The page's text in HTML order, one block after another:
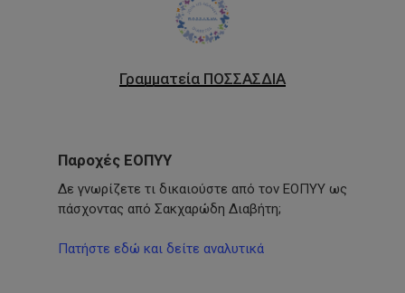
Γραμματεία ΠΟΣΣΑΣΔΙΑ
Παροχές ΕΟΠΥΥ
Δε γνωρίζετε τι δικαιούστε από τον ΕΟΠΥΥ ως
πάσχοντας από Σακχαρώδη Διαβήτη;
Πατήστε εδώ και δείτε αναλυτικά